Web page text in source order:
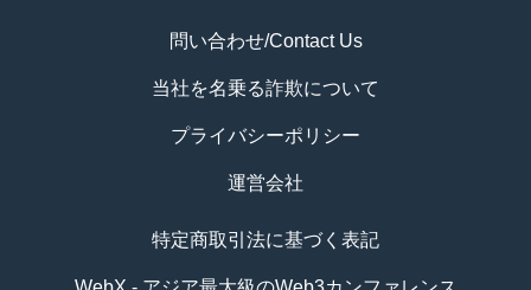
問い合わせ/Contact Us
当社を名乗る詐欺について
プライバシーポリシー
運営会社
特定商取引法に基づく表記